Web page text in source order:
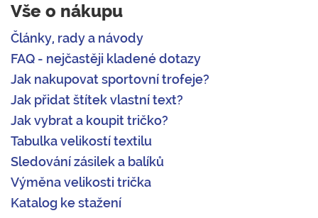
Vše o nákupu
Články, rady a návody
FAQ - nejčastěji kladené dotazy
Jak nakupovat sportovní trofeje?
Jak přidat štítek vlastní text?
Jak vybrat a koupit tričko?
Tabulka velikostí textilu
Sledování zásilek a balíků
Výměna velikosti trička
Katalog ke stažení